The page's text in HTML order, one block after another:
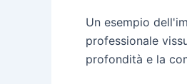
Un esempio
professionale
profondità e la